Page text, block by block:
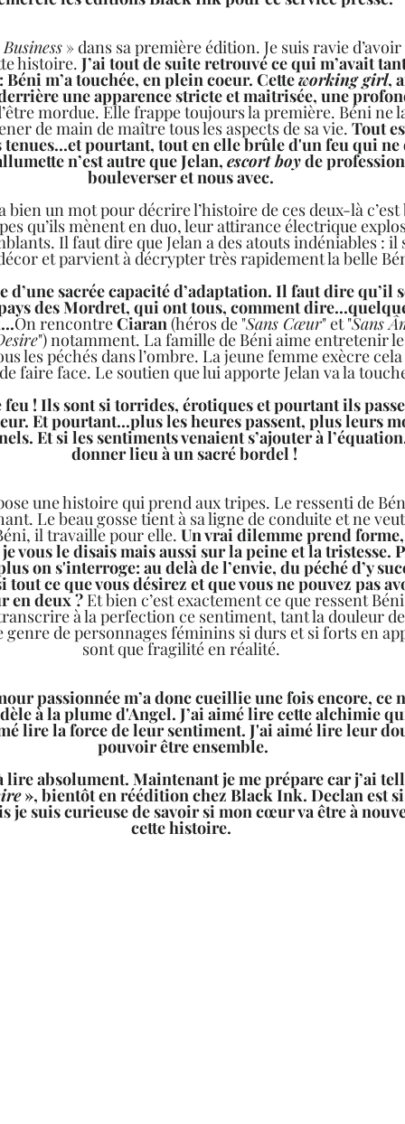
» dans sa première édition. Je suis ravie
histoire. J’ai tout de suite retrouvé ce qui m’avait
m’a touchée, en plein coeur. Cette working girl,
une apparence stricte et maitrisée, une
mordue. Elle frappe toujours la première. Béni ne
de main de maître tous les aspects de sa vie. Tout
tenues...et pourtant, tout en elle brûle d'un feu qui ne
n’est autre que Jelan, escort boy de
bouleverser et nous avec.
bien un mot pour décrire l’histoire de ces deux-là
qu’ils mènent en duo, leur attirance électrique
Il faut dire que Jelan a des atouts indéniables : il
et parvient à décrypter très rapidement la belle
d’une sacrée capacité d’adaptation. Il faut dire qu’il
des Mordret, qui ont tous, comment
On rencontre Ciaran (héros de "Sans Cœur" et "Sans
") notamment. La famille de Béni aime entretenir
les péchés dans l’ombre. La jeune femme exècre
faire face. Le soutien que lui apporte Jelan va la
feu ! Ils sont si torrides, érotiques et pourtant ils
Et pourtant...plus les heures passent, plus leurs
Et si les sentiments venaient s’ajouter à
donner lieu à un sacré bordel !
une histoire qui prend aux tripes. Le ressenti de
Le beau gosse tient à sa ligne de conduite et ne
il travaille pour elle. Un vrai dilemme prend
vous le disais mais aussi sur la peine et la tristesse.
on s'interroge: au delà de l’envie, du péché d’y
ce que vous désirez et que vous ne pouvez pas
en deux ? Et bien c’est exactement ce que ressent
à la perfection ce sentiment, tant la douleur de
genre de personnages féminins si durs et si forts en
sont que fragilité en réalité.
passionnée m’a donc cueillie une fois encore, ce
à la plume d'Angel. J’ai aimé lire cette alchimie
lire la force de leur sentiment. J'ai aimé lire leur
pouvoir être ensemble.
lire absolument. Maintenant je me prépare car j’ai
», bientôt en réédition chez Black Ink. Declan est
je suis curieuse de savoir si mon cœur va être à
cette histoire.